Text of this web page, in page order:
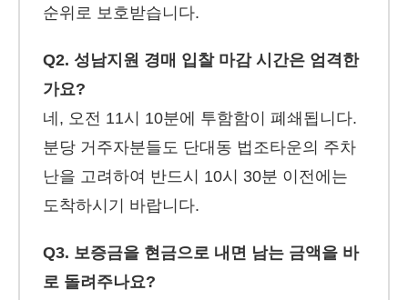
순위로 보호받습니다.
Q2. 성남지원 경매 입찰 마감 시간은 엄격한
가요?
네, 오전 11시 10분에 투함함이 폐쇄됩니다.
분당 거주자분들도 단대동 법조타운의 주차
난을 고려하여 반드시 10시 30분 이전에는
도착하시기 바랍니다.
Q3. 보증금을 현금으로 내면 남는 금액을 바
로 돌려주나요?